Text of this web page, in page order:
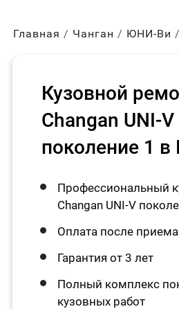
Главная Чанган ЮНИ-Ви
Кузовной
Changan UNI-V
поколение 1 в
Профессиональный
Changan UNI-V
Оплата после
Гарантия от 3 лет
Полный комплекс
кузовных работ